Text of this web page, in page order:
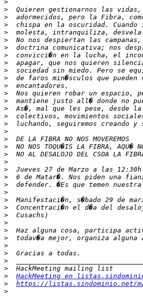
>
>
>
>
>
>
>
>
>
>
>
>
>
>
>
>
>
>
>
>
>
>
>
>
>
>
>
>
>
>
>
>
>
>
>
>
>
HackMeeting en
>
https://listas.sindominio.net/
>